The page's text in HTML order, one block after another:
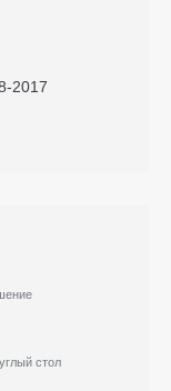
2017
стол